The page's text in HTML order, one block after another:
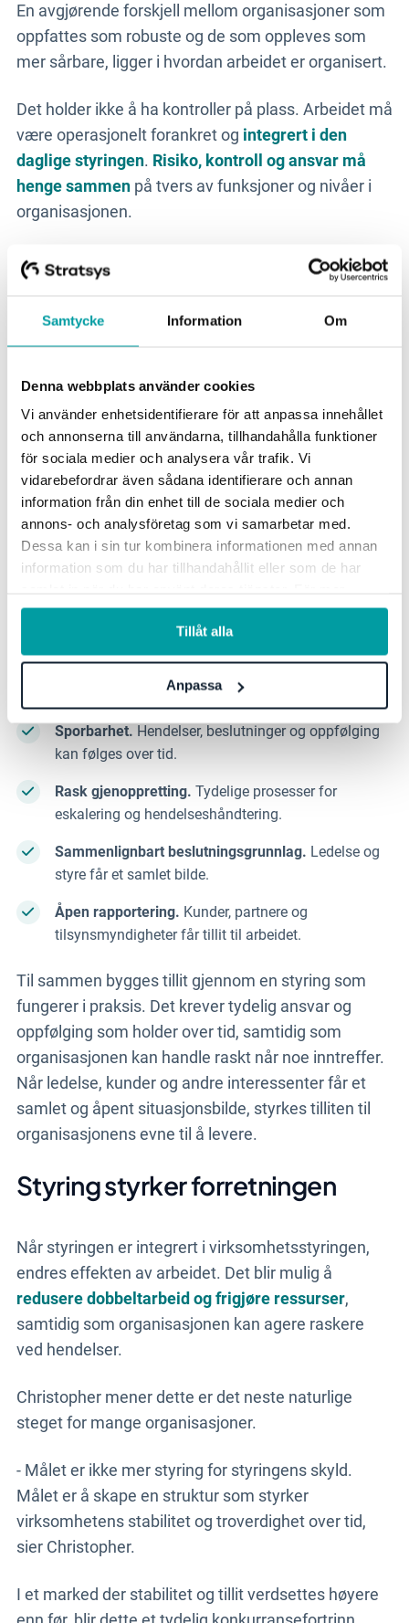
Samtycke Information Om
Denna webbplats använder cookies
Vi använder enhetsidentifierare för att anpassa innehållet
och annonserna till användarna, tillhandahålla funktioner
för sociala medier och analysera vår trafik. Vi
vidarebefordrar även sådana identifierare och annan
information från din enhet till de sociala medier och
annons- och analysföretag som vi samarbetar med.
Dessa kan i sin tur kombinera informationen med annan
information som du har tillhandahållit eller som de har
information, se vårintegritetspolicy.
Tillåt alla
Anpassa
En avgjørende forskjell mellom organisasjoner som
oppfattes som robuste og de som oppleves som
mer sårbare, ligger i hvordan arbeidet er organisert.
Det holder ikke å ha kontroller på plass. Arbeidet må
være operasjonelt forankret og integrert i den
daglige styringen. Risiko, kontroll og ansvar må
henge sammenpå tvers av funksjoner og nivåer i
organisasjonen.
Når det er tydelig hvem som eier en risiko, hvordan
arbeidet følges opp, og hvordan status rapporteres
velbegrunnede beslutninger.
- Når styringen gir ledelsen et tydelig og pålitelig
situasjonsbilde, styrkes forretningen. Det skaper
bedre forutsetninger for beslutninger som driver
virksomheten fremover, sier Christopher.
Hva bygger tillit i praksis?
Det som skaper tillit er sjelden ambisjonen i seg
gjennomføringen. Det handler først og fremst om:
Sporbarhet. Hendelser, beslutninger og oppfølging
kan følges over tid.
Rask gjenoppretting. Tydelige prosesser for
eskalering og hendelseshåndtering.
Sammenlignbart beslutningsgrunnlag. Ledelse og
styre får et samlet bilde.
Åpen rapportering. Kunder, partnere og
tilsynsmyndigheter får tillit til arbeidet.
Til sammen bygges tillit gjennom en styring som
fungerer i praksis. Det krever tydelig ansvar og
oppfølging som holder over tid, samtidig som
organisasjonen kan handle raskt når noe inntreffer.
Når ledelse, kunder og andre interessenter får et
samlet og åpent situasjonsbilde, styrkes tilliten til
organisasjonens evne til å levere.
Styring styrker forretningen
Når styringen er integrert i virksomhetsstyringen,
endres effekten av arbeidet. Det blir mulig å
redusere dobbeltarbeid og frigjøre ressurser,
samtidig som organisasjonen kan agere raskere
ved hendelser.
Christopher mener dette er det neste naturlige
steget for mange organisasjoner.
- Målet er ikke mer styring for styringens skyld.
Målet er å skape en struktur som styrker
virksomhetens stabilitet og troverdighet over tid,
sier Christopher.
I et marked der stabilitet og tillit verdsettes høyere